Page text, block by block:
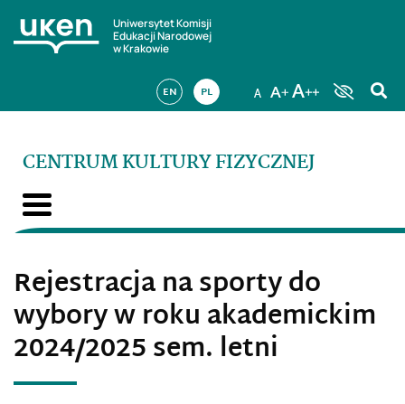
Uniwersytet Komisji
Edukacji Narodowej
w Krakowie
EN PL
CENTRUM KULTURY FIZYCZNEJ
Rejestracja na sporty do
wybory w roku akademickim
2024/2025 sem. letni